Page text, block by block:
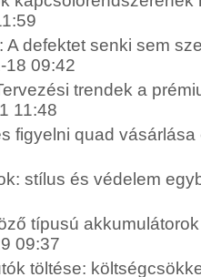
defektet senki sem
18 09:42
trendek a
11:48
figyelni quad
stílus és védelem
típusú
09:37
töltése: